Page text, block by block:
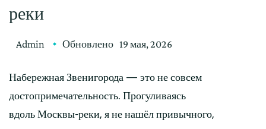
реки
Admin Обновлено 19 мая, 2026
Набережная Звенигорода — это не совсем
достопримечательность. Прогуливаясь
вдоль Москвы-реки, я не нашёл привычного,